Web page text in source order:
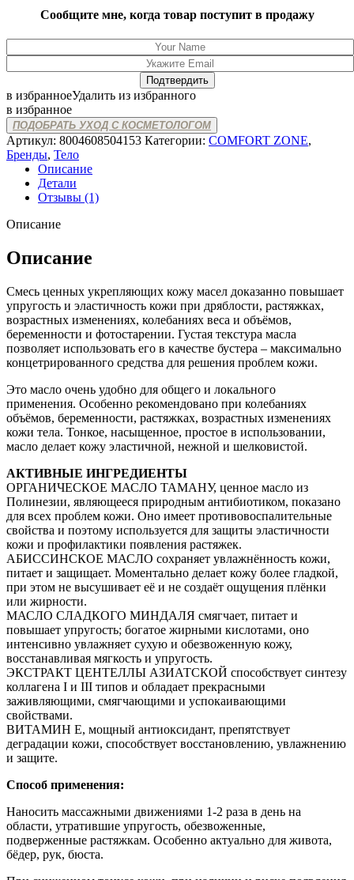
Сообщите мне, когда товар поступит в продажу
в избранноеУдалить из избранного
в избранное
ПОДОБРАТЬ УХОД С КОСМЕТОЛОГОМ
Артикул: 8004608504153 Категории: COMFORT ZONE,
Бренды, Тело
Описание
Детали
Отзывы (1)
Описание
Описание
Смесь ценных укрепляющих кожу масел доказанно повышает
упругость и эластичность кожи при дряблости, растяжках,
возрастных изменениях, колебаниях веса и объёмов,
беременности и фотостарении. Густая текстура масла
позволяет использовать его в качестве бустера – максимально
концетрированного средства для решения проблем кожи.
Это масло очень удобно для общего и локального
применения. Особенно рекомендовано при колебаниях
объёмов, беременности, растяжках, возрастных изменениях
кожи тела. Тонкое, насыщенное, простое в использовании,
масло делает кожу эластичной, нежной и шелковистой.
АКТИВНЫЕ ИНГРЕДИЕНТЫ
ОРГАНИЧЕСКОЕ МАСЛО ТАМАНУ, ценное масло из
Полинезии, являющееся природным антибиотиком, показано
для всех проблем кожи. Оно имеет противовоспалительные
свойства и поэтому используется для защиты эластичности
кожи и профилактики появления растяжек.
АБИССИНСКОЕ МАСЛО сохраняет увлажнённость кожи,
питает и защищает. Моментально делает кожу более гладкой,
при этом не высушивает её и не создаёт ощущения плёнки
или жирности.
МАСЛО СЛАДКОГО МИНДАЛЯ смягчает, питает и
повышает упругость; богатое жирными кислотами, оно
интенсивно увлажняет сухую и обезвоженную кожу,
восстанавливая мягкость и упругость.
ЭКСТРАКТ ЦЕНТЕЛЛЫ АЗИАТСКОЙ способствует синтезу
коллагена I и III типов и обладает прекрасными
заживляющими, смягчающими и успокаивающими
свойствами.
ВИТАМИН Е, мощный антиоксидант, препятствует
деградации кожи, способствует восстановлению, увлажнению
и защите.
Способ применения:
Наносить массажными движениями 1-2 раза в день на
области, утратившие упругость, обезвоженные,
подверженные растяжкам. Особенно актуально для живота,
бёдер, рук, бюста.